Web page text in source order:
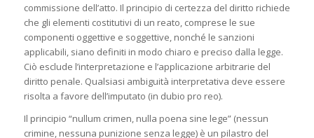
commissione dell’atto. Il principio di certezza del diritto richiede
che gli elementi costitutivi di un reato, comprese le sue
componenti oggettive e soggettive, nonché le sanzioni
applicabili, siano definiti in modo chiaro e preciso dalla legge.
Ciò esclude l’interpretazione e l’applicazione arbitrarie del
diritto penale. Qualsiasi ambiguità interpretativa deve essere
risolta a favore dell’imputato (in dubio pro reo).
Il principio “nullum crimen, nulla poena sine lege” (nessun
crimine, nessuna punizione senza legge) è un pilastro del